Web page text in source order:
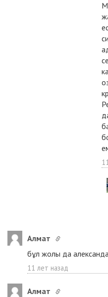
Aлмат
бұл жолы да
11 лет назад
Aлмат